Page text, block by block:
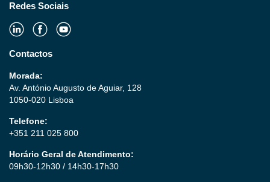
Redes Sociais
Contactos
Morada:
Av. António Augusto de Aguiar, 128
1050-020 Lisboa
Telefone:
+351 211 025 800
Horário Geral de Atendimento:
09h30-12h30 / 14h30-17h30